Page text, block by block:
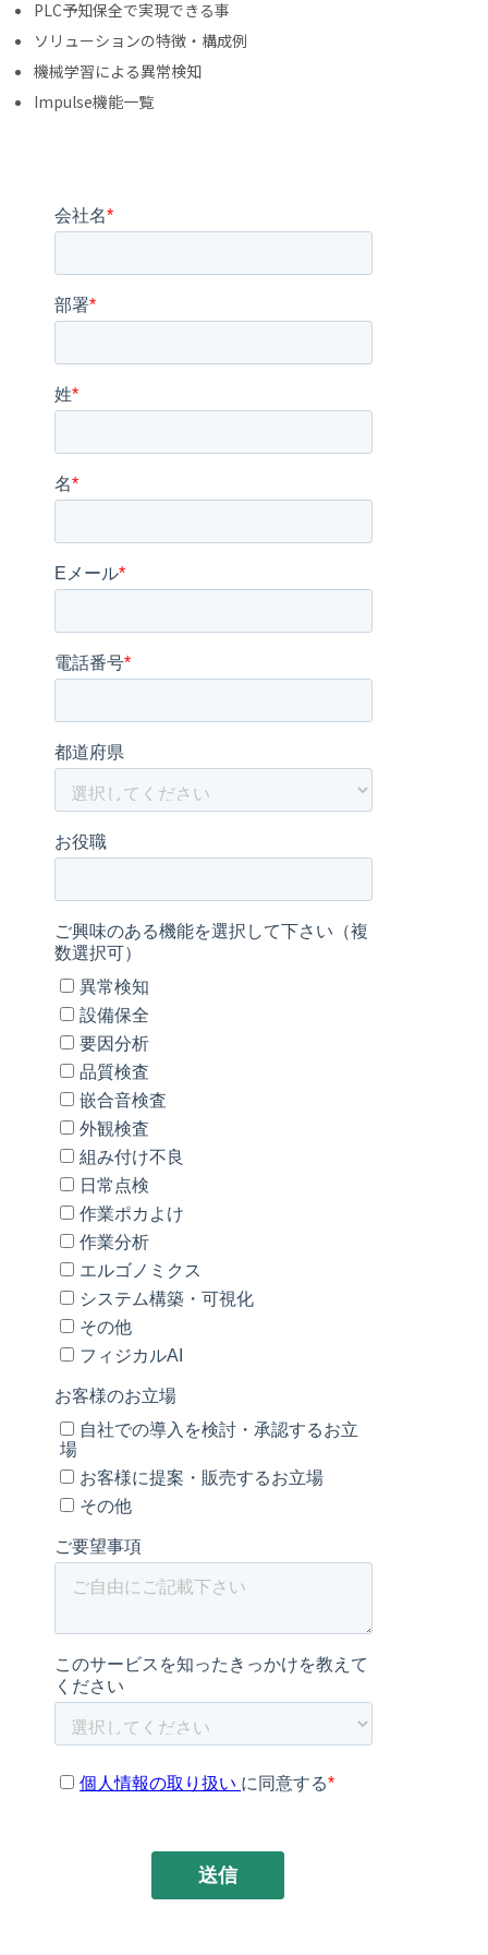
PLC予知保全で実現できる事
ソリューションの特徴・構成例
機械学習による異常検知
Impulse機能一覧